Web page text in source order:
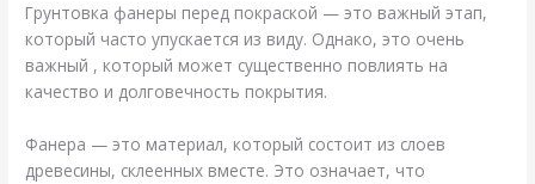
Грунтовка фанеры перед покраской — это важный этап,
который часто упускается из виду. Однако, это очень
важный , который может существенно повлиять на
качество и долговечность покрытия.
Фанера — это материал, который состоит из слоев
древесины, склеенных вместе. Это означает, что